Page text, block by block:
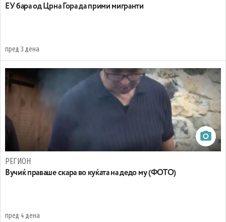
EУ бара од Црна Гора да прими мигранти
пред 3 дена
РЕГИОН
Вучиќ праваше скара во куќата на дедо му (ФОТО)
пред 4 дена